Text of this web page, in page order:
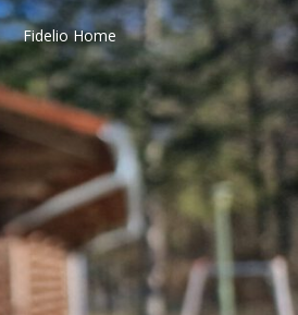
Fidelio Home